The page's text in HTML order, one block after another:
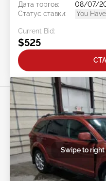
Дата торгов:
08/07/
Статус ставки:
You
Current Bid:
$525
Swipe to